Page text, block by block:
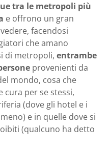
tra le metropoli più
e offrono un gran
facendosi
che amano
di metropoli, entrambe
provenienti da
mondo, cosa che
cura per se stessi,
(dove gli hotel e i
e in quelle dove si
(qualcuno ha detto